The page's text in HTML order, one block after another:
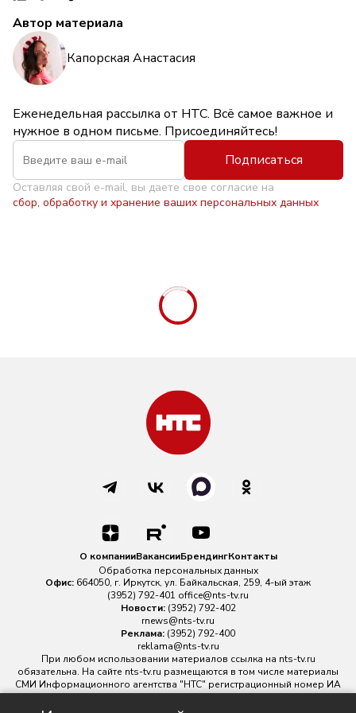
Автор материала
Капорская Анастасия
Еженедельная рассылка от НТС. Всё самое важное и
нужное в одном письме. Присоединяйтесь!
Подписаться
Оставляя свой e-mail, вы даете свое согласие на
сбор, обработку и хранение ваших персональных данных
О компанииВакансииБрендингКонтакты
Обработка персональных данных
Офис: 664050, г. Иркутск, ул. Байкальская, 259, 4-ый этаж
(3952) 792-401 office@nts-tv.ru
Новости: (3952) 792-402
rnews@nts-tv.ru
Реклама: (3952) 792-400
reklama@nts-tv.ru
При любом использовании материалов ссылка на nts-tv.ru
обязательна. На сайте nts-tv.ru размещаются в том числе материалы
СМИ Информационного агентства "НТС" регистрационный номер ИА
№ ФС 77 - 88763 зарегистрировано Федеральной службой по
надзору в сфере связи, информационных технологий и массовых